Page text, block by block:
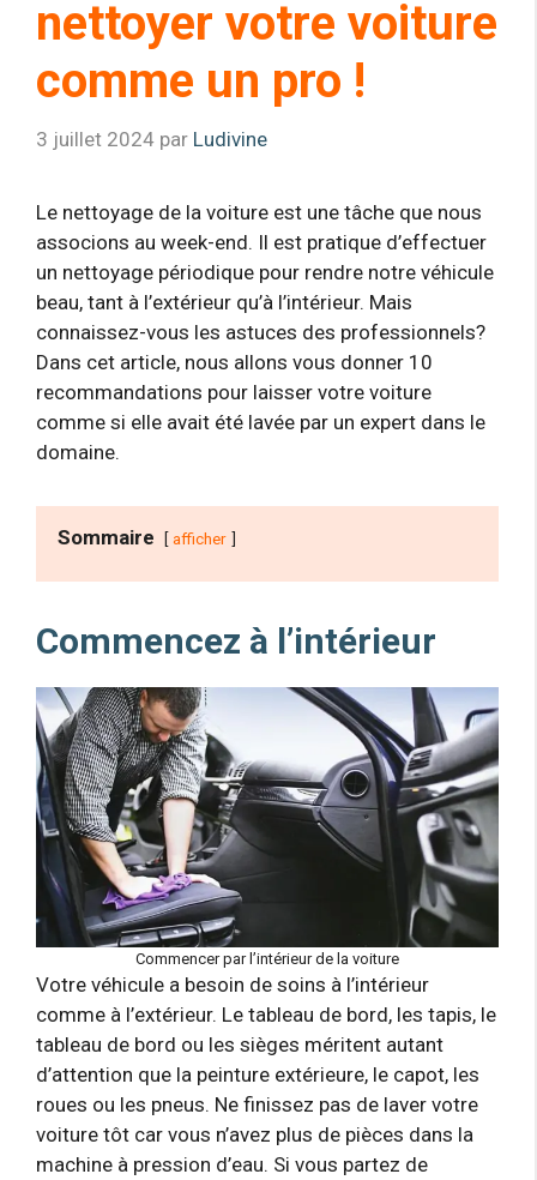
nettoyer votre voiture
comme un pro !
3 juillet 2024 par Ludivine
Le nettoyage de la voiture est une tâche que nous
associons au week-end. Il est pratique d’effectuer
un nettoyage périodique pour rendre notre véhicule
beau, tant à l’extérieur qu’à l’intérieur. Mais
connaissez-vous les astuces des professionnels?
Dans cet article, nous allons vous donner 10
recommandations pour laisser votre voiture
comme si elle avait été lavée par un expert dans le
domaine.
Sommaire afficher
Commencez à l’intérieur
Commencer par l’intérieur de la voiture
Votre véhicule a besoin de soins à l’intérieur
comme à l’extérieur. Le tableau de bord, les tapis, le
tableau de bord ou les sièges méritent autant
d’attention que la peinture extérieure, le capot, les
roues ou les pneus. Ne finissez pas de laver votre
voiture tôt car vous n’avez plus de pièces dans la
machine à pression d’eau. Si vous partez de